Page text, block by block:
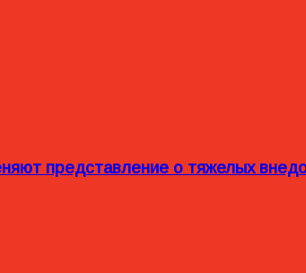
представление о тяжелых